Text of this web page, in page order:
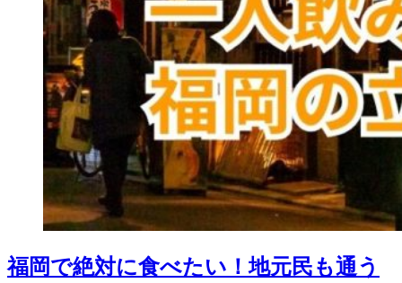
福岡で絶対に食べたい！地元民も通う